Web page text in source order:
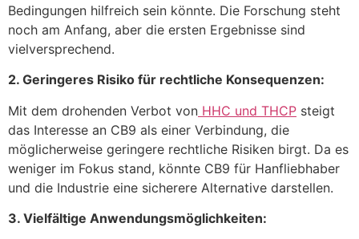
Bedingungen hilfreich sein könnte. Die Forschung steht
noch am Anfang, aber die ersten Ergebnisse sind
vielversprechend.
2. Geringeres Risiko für rechtliche Konsequenzen:
Mit dem drohenden Verbot von HHC und THCP steigt
das Interesse an CB9 als einer Verbindung, die
möglicherweise geringere rechtliche Risiken birgt. Da es
weniger im Fokus stand, könnte CB9 für Hanfliebhaber
und die Industrie eine sicherere Alternative darstellen.
3. Vielfältige Anwendungsmöglichkeiten: